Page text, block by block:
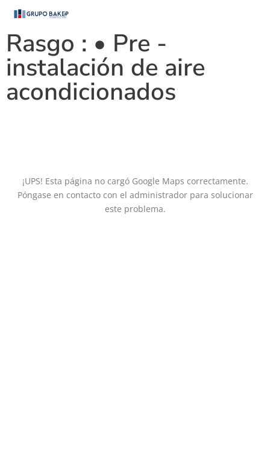
Rasgo : • Pre -
instalación de aire
acondicionados
¡UPS! Esta página no cargó Google Maps correctamente.
Póngase en contacto con el administrador para solucionar
este problema.